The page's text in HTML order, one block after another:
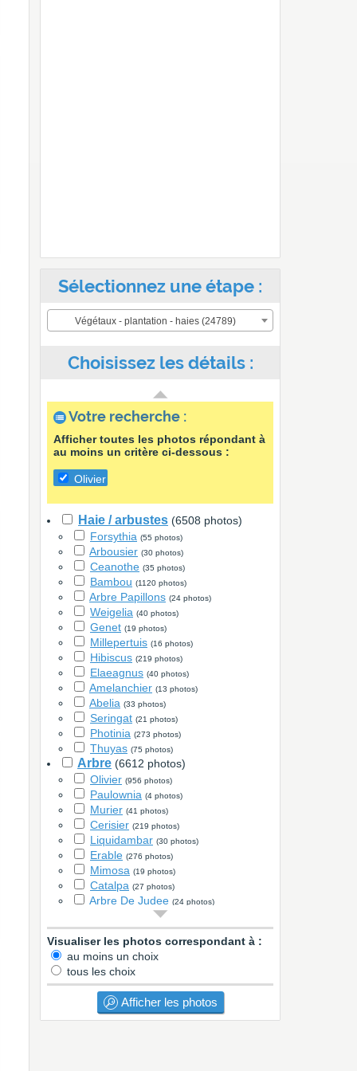
Sélectionnez une étape :
Végétaux - plantation - haies (24789)
Choisissez les détails :
Votre recherche :
Afficher toutes les photos répondant à
au moins un critère ci-dessous :
Olivier
Haie / arbustes (6508 photos)
Forsythia (55 photos)
Arbousier (30 photos)
Ceanothe (35 photos)
Bambou (1120 photos)
Arbre Papillons (24 photos)
Weigelia (40 photos)
Genet (19 photos)
Millepertuis (16 photos)
Hibiscus (219 photos)
Elaeagnus (40 photos)
Amelanchier (13 photos)
Abelia (33 photos)
Seringat (21 photos)
Photinia (273 photos)
Thuyas (75 photos)
Arbre (6612 photos)
Olivier (956 photos)
Paulownia (4 photos)
Murier (41 photos)
Cerisier (219 photos)
Liquidambar (30 photos)
Erable (276 photos)
Mimosa (19 photos)
Catalpa (27 photos)
Arbre De Judee (24 photos)
Lila Des Indes
Savonnier (5 photos)
Pin (69 photos)
Chene (88 photos)
Albizia (40 photos)
Jardinière / potager(3277 photos)
Gazon(6631 photos)
Gazon naturel
Visualiser les photos correspondant à :
au moins un choix
tous les choix
Afficher les photos